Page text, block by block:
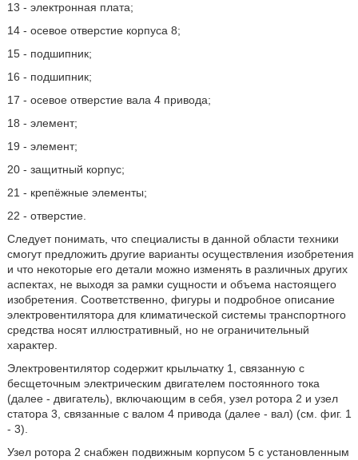
13 - электронная плата;
14 - осевое отверстие корпуса 8;
15 - подшипник;
16 - подшипник;
17 - осевое отверстие вала 4 привода;
18 - элемент;
19 - элемент;
20 - защитный корпус;
21 - крепёжные элементы;
22 - отверстие.
Следует понимать, что специалисты в данной области техники
смогут предложить другие варианты осуществления изобретения
и что некоторые его детали можно изменять в различных других
аспектах, не выходя за рамки сущности и объема настоящего
изобретения. Соответственно, фигуры и подробное описание
электровентилятора для климатической системы транспортного
средства носят иллюстративный, но не ограничительный
характер.
Электровентилятор содержит крыльчатку 1, связанную с
бесщеточным электрическим двигателем постоянного тока
(далее - двигатель), включающим в себя, узел ротора 2 и узел
статора 3, связанные с валом 4 привода (далее - вал) (см. фиг. 1
- 3).
Узел ротора 2 снабжен подвижным корпусом 5 с установленным